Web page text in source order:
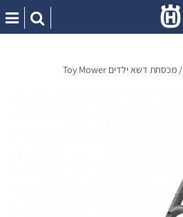
/ מכסחת דשא ילדים Toy Mower